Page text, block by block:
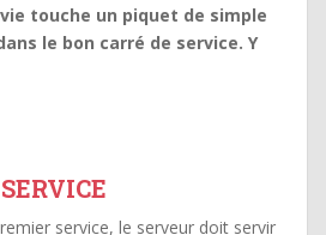
touche un piquet de simple
le bon carré de service. Y
service, le serveur doit servir